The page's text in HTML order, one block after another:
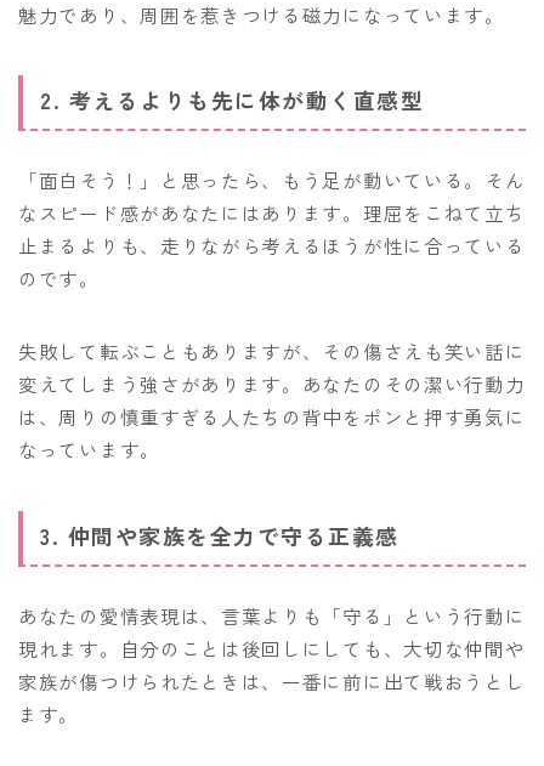
魅力であり、周囲を惹きつける磁力になっています。
2. 考えるよりも先に体が動く直感型
「面白そう！」と思ったら、もう足が動いている。そん
なスピード感があなたにはあります。理屈をこねて立ち
止まるよりも、走りながら考えるほうが性に合っている
のです。
失敗して転ぶこともありますが、その傷さえも笑い話に
変えてしまう強さがあります。あなたのその潔い行動力
は、周りの慎重すぎる人たちの背中をポンと押す勇気に
なっています。
3. 仲間や家族を全力で守る正義感
あなたの愛情表現は、言葉よりも「守る」という行動に
現れます。自分のことは後回しにしても、大切な仲間や
家族が傷つけられたときは、一番に前に出て戦おうとし
ます。